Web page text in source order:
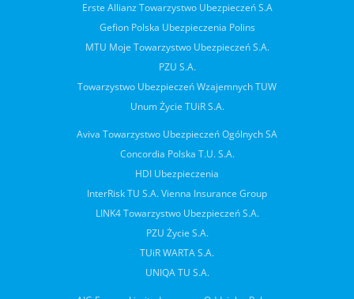
Erste Allianz Towarzystwo Ubezpieczeń S.A
Gefion Polska Ubezpieczenia Polins
MTU Moje Towarzystwo Ubezpieczeń S.A.
PZU S.A.
Towarzystwo Ubezpieczeń Wzajemnych TUW
Unum Życie TUiR S.A.
Aviva Towarzystwo Ubezpieczeń Ogólnych SA
Concordia Polska T.U. S.A.
HDI Ubezpieczenia
InterRisk TU S.A. Vienna Insurance Group
LINK4 Towarzystwo Ubezpieczeń S.A.
PZU Życie S.A.
TUiR WARTA S.A.
UNIQA TU S.A.